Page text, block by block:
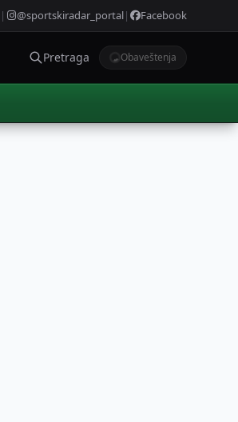
| @sportskiradar_portal| Facebook
Pretraga Obaveštenja